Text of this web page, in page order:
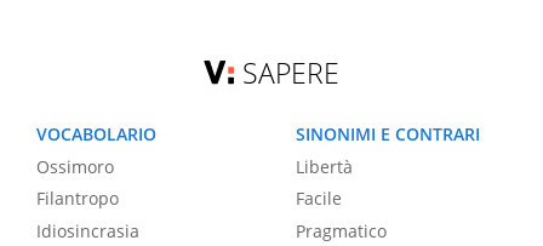
SAPERE
VOCABOLARIO
Ossimoro
Filantropo
Idiosincrasia
SINONIMI E CONTRARI
Libertà
Facile
Pragmatico